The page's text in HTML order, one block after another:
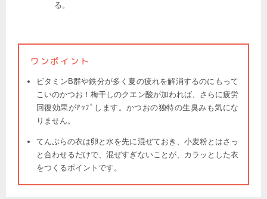
る。
ワンポイント
ビタミンB群や鉄分が多く夏の疲れを解消するのにもって
こいのかつお！梅干しのクエン酸が加われば、さらに疲労
回復効果がｱｯﾌﾟします。かつおの独特の生臭みも気にな
りません。
てんぷらの衣は卵と水を先に混ぜておき、小麦粉とはさっ
と合わせるだけで、混ぜすぎないことが、カラッとした衣
をつくるポイントです。